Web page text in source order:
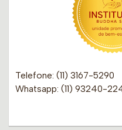
Telefone: (11) 3167-5290
Whatsapp: (11) 93240-